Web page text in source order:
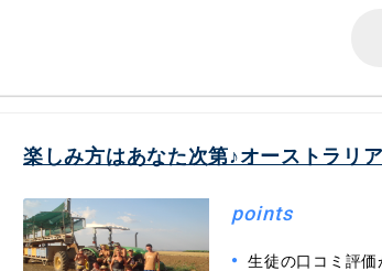
楽しみ方はあなた次第♪オーストラリ
points
生徒の口コミ評価